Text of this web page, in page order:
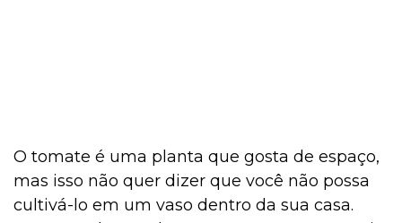
O tomate é uma planta que gosta de espaço,
mas isso não quer dizer que você não possa
cultivá-lo em um vaso dentro da sua casa.